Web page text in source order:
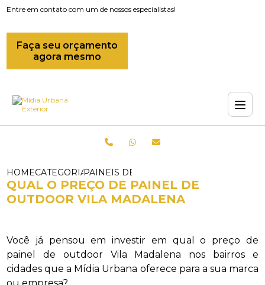
Entre em contato com um de nossos especialistas!
Faça seu orçamento
agora mesmo
HOMECATEGORIASPAINEIS DE LED_PAINEL DE LED
QUAL O PREÇO DE PAINEL DE
OUTDOOR VILA MADALENA
Você já pensou em investir em qual o preço de
painel de outdoor Vila Madalena nos bairros e
cidades que a Mídia Urbana oferece para a sua marca